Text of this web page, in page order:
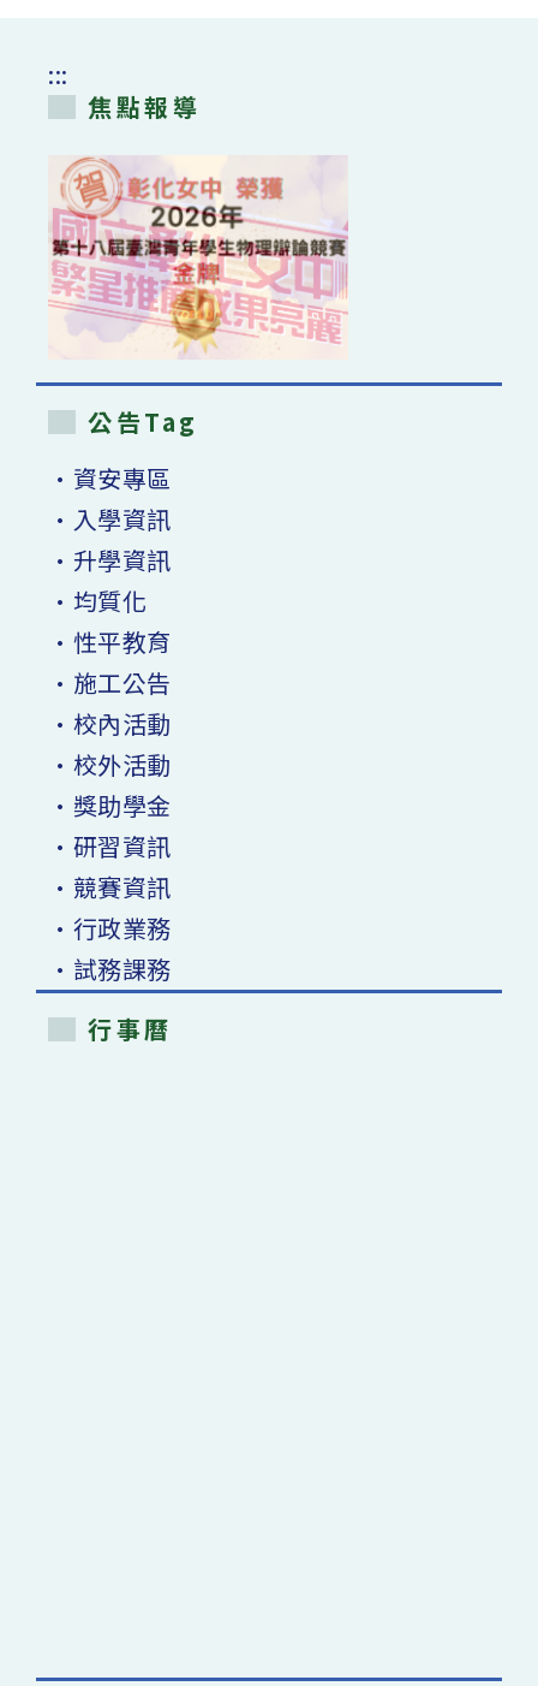
:::
焦點報導
公告Tag
•資安專區
•入學資訊
•升學資訊
•均質化
•性平教育
•施工公告
•校內活動
•校外活動
•獎助學金
•研習資訊
•競賽資訊
•行政業務
•試務課務
行事曆